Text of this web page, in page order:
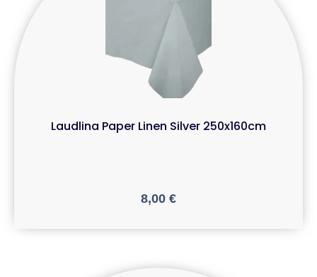
Laudlina Paper Linen Silver 250x160cm
8,00 €